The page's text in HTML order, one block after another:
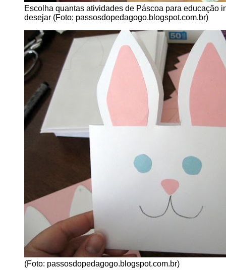
Escolha quantas atividades de Páscoa para educação
desejar (Foto: passosdopedagogo.blogspot.com.br)
(Foto: passosdopedagogo.blogspot.com.br)